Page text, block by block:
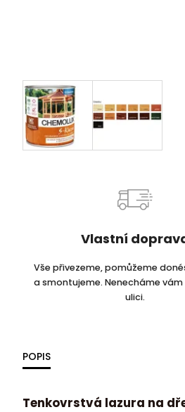
Vlastní
Vše přivezeme, pomůžeme
a smontujeme. Nenecháme
ulici.
POPIS
Tenkovrstvá lazura na